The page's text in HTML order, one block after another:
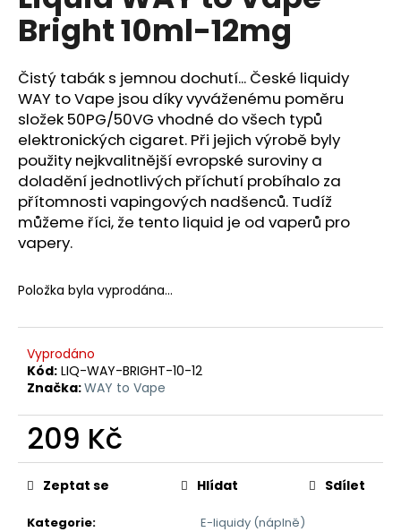
0,0
hvězdiček.
Bright 10ml-12mg
Čistý tabák s jemnou dochutí... České liquidy
WAY to Vape jsou díky vyváženému poměru
složek 50PG/50VG vhodné do všech typů
elektronických cigaret. Při jejich výrobě byly
použity nejkvalitnější evropské suroviny a
doladění jednotlivých příchutí probíhalo za
přítomnosti vapingových nadšenců. Tudíž
můžeme říci, že tento liquid je od vaperů pro
vapery.
Položka byla vyprodána…
Vyprodáno
Kód: LIQ-WAY-BRIGHT-10-12
Značka:WAY to Vape
209 Kč
Měrná
cena:
Kategorie:
E-liquidy (náplně)
Zeptat se Hlídat Sdílet
a
j
í
t
?
HLEDAT
D
p
o
u
u
e
m